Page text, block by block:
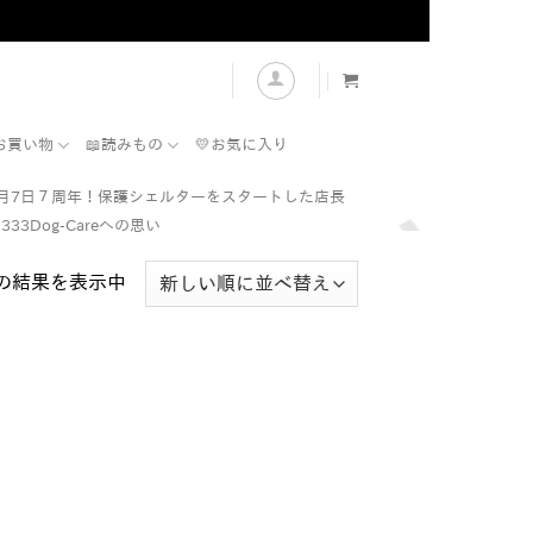
買い物 📖読みもの 💛お気に入り
7日７周年！保護シェルターをスタートした店長
333Dog-Careへの思い
結果を表示中